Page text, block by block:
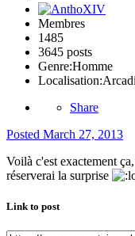
Membres
1485
3645 posts
Genre:Homme
Localisation:
Share
Posted March 27, 2013
Voilà c'est exactement
réserverai la surprise
Link to post